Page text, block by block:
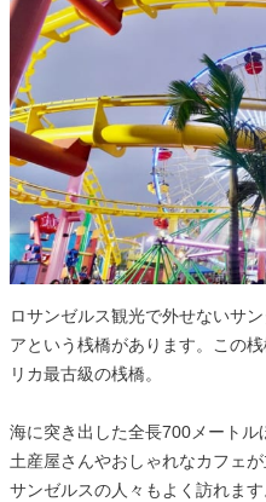
ロサンゼルス観光で外せないサ
アという桟橋があります。この
リカ最古級の桟橋。
海に突き出した全長700メート
土産屋さんやおしゃれなカフェ
サンゼルスの人々もよく訪れま